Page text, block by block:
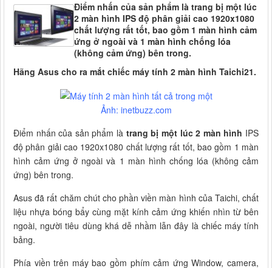
Điểm nhấn của sản phẩm là trang bị một lúc
2 màn hình IPS độ phân giải cao 1920x1080
chất lượng rất tốt, bao gồm 1 màn hình cảm
ứng ở ngoài và 1 màn hình chống lóa
(không cảm ứng) bên trong.
Hãng Asus cho ra mắt chiếc máy tính 2 màn hình Taichi21.
Ảnh: inetbuzz.com
Điểm nhấn của sản phẩm là trang bị một lúc 2 màn hình IPS
độ phân giải cao 1920x1080 chất lượng rất tốt, bao gồm 1 màn
hình cảm ứng ở ngoài và 1 màn hình chống lóa (không cảm
ứng) bên trong.
Asus đã rất chăm chút cho phần viền màn hình của Taichi, chất
liệu nhựa bóng bẩy cùng mặt kính cảm ứng khiến nhìn từ bên
ngoài, người tiêu dùng khá dễ nhầm lẫn đây là chiếc máy tính
bảng.
Phía viền trên máy bao gồm phím cảm ứng Window, camera,